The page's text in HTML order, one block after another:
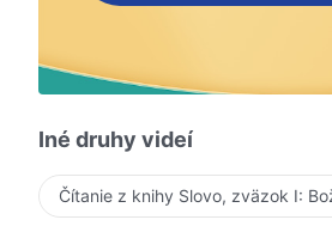
Iné druhy videí
Čítanie z knihy Slovo, zväzok I: